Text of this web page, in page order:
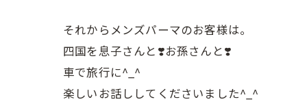
それからメンズパーマのお客様は。
四国を息子さんと❣️お孫さんと❣️
車で旅行に^_^
楽しいお話ししてくださいました^_^